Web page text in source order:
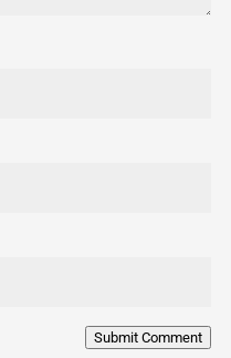
Submit Comment